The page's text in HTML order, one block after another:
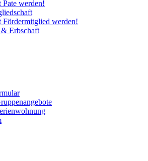
Pate werden!
Fördermitglied werden!
& Erbschaft